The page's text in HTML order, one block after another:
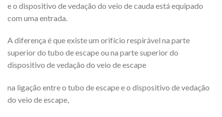
e o dispositivo de vedação do veio de cauda está equipado
com uma entrada.
A diferença é que existe um orifício respirável na parte
superior do tubo de escape ou na parte superior do
dispositivo de vedação do veio de escape
na ligação entre o tubo de escape e o dispositivo de vedação
do veio de escape,